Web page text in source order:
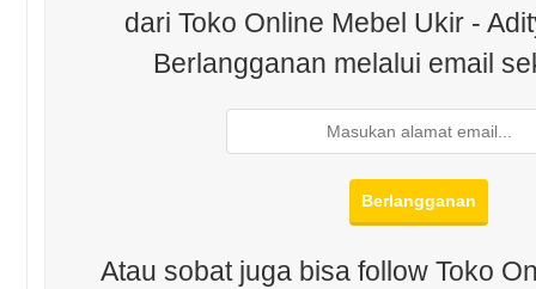
dari Toko Online Mebel Ukir -
Berlangganan melalui email
Atau sobat juga bisa follow Toko